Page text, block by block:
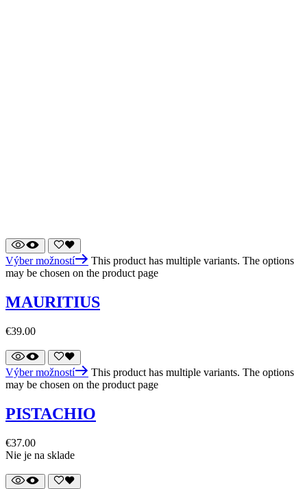
Výber možností
This product has multiple variants. The options
may be chosen on the product page
MAURITIUS
€39.00
Výber možností
This product has multiple variants. The options
may be chosen on the product page
PISTACHIO
€37.00
Nie je na sklade